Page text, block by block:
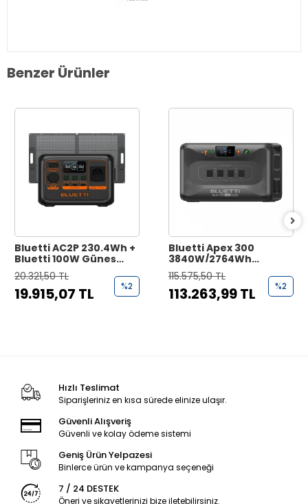
Benzer Ürünler
Bluetti AC2P 230.4Wh +
Bluetti 100W Güneş
Paneli Taşınabilir Güç
Kaynağı
20.321,50 TL
19.915,07 TL %2
Bluetti Apex 300
3840W/2764Wh
Kapasiteli Taşınabilir
Güç Kaynağı
115.575,50 TL
113.263,99 TL %2
Hızlı Teslimat
Siparişleriniz en kısa sürede elinize ulaşır.
Güvenli Alışveriş
Güvenli ve kolay ödeme sistemi
Geniş Ürün Yelpazesi
Binlerce ürün ve kampanya seçeneği
7 / 24 DESTEK
Öneri ve şikayetlerinizi bize iletebilirsiniz.